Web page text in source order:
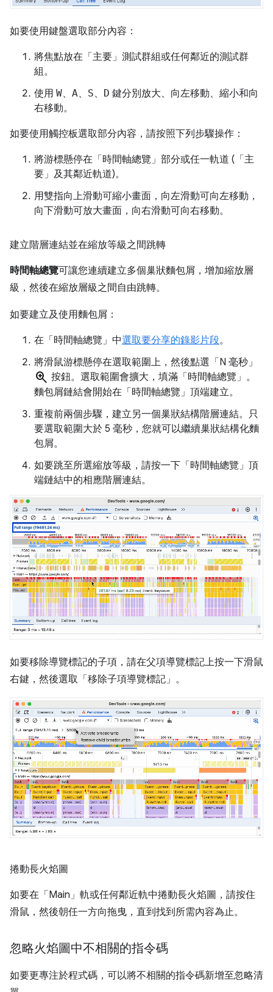
如要使用鍵盤選取部分內容：
將焦點放在「主要」 測試群組或任何鄰近的測試群
組。
使用 W、 A、 S、 D 鍵分別放大、向左移動、縮小和向
右移動。
如要使用觸控板選取部分內容，請按照下列步驟操作：
將游標懸停在「時間軸總覽」 部分或任一軌道 (「主
要」 及其鄰近軌道)。
用雙指向上滑動可縮小畫面，向左滑動可向左移動，
向下滑動可放大畫面，向右滑動可向右移動。
建立階層連結並在縮放等級之間跳轉
時間軸總覽可讓您連續建立多個巢狀麵包屑，增加縮放層
級，然後在縮放層級之間自由跳轉。
如要建立及使用麵包屑：
在「時間軸總覽」 中選取要分享的錄影片段。
將滑鼠游標懸停在選取範圍上，然後點選「N 毫秒」
zoom_in 按鈕。選取範圍會擴大，填滿「時間軸總覽」 。
麵包屑鏈結會開始在「時間軸總覽」 頂端建立。
重複前兩個步驟，建立另一個巢狀結構階層連結。只
要選取範圍大於 5 毫秒，您就可以繼續巢狀結構化麵
包屑。
如要跳至所選縮放等級，請按一下「時間軸總覽」 頂
端鏈結中的相應階層連結。
如要移除導覽標記的子項，請在父項導覽標記上按一下滑鼠
右鍵，然後選取「移除子項導覽標記」 。
捲動長火焰圖
如要在「Main」 軌或任何鄰近軌中捲動長火焰圖，請按住
滑鼠，然後朝任一方向拖曳，直到找到所需內容為止。
忽略火焰圖中不相關的指令碼
如要更專注於程式碼，可以將不相關的指令碼新增至忽略清